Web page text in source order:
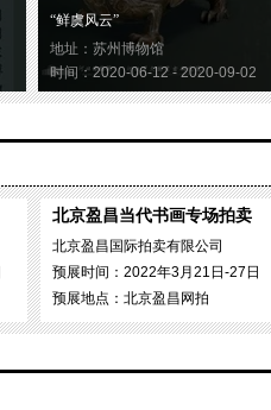
“鲜虞风云”
地址：苏州博物馆
时间：2020-06-12 - 2020-09-02
北京盈昌当代书画专场拍卖
北京盈昌国际拍卖有限公司
预展时间：2022年3月21日-27日
预展地点：北京盈昌网拍